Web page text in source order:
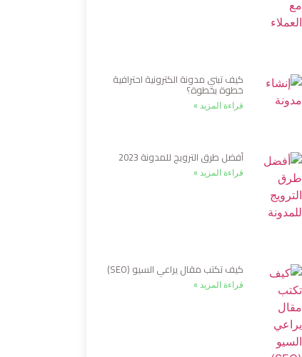
كيف تبني مدونة الكترونية احترافية
خطوة بخطوة؟
قراءة المزيد »
أفضل طرق الترويج للمدونة 2023
قراءة المزيد »
كيف تكتب مقال يراعي السيو (SEO)
قراءة المزيد »